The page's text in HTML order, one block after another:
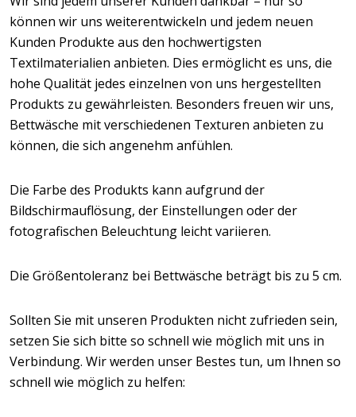
können wir uns weiterentwickeln und jedem neuen
Kunden Produkte aus den hochwertigsten
Textilmaterialien anbieten. Dies ermöglicht es uns, die
hohe Qualität jedes einzelnen von uns hergestellten
Produkts zu gewährleisten. Besonders freuen wir uns,
Bettwäsche mit verschiedenen Texturen anbieten zu
können, die sich angenehm anfühlen.
Die Farbe des Produkts kann aufgrund der
Bildschirmauflösung, der Einstellungen oder der
fotografischen Beleuchtung leicht variieren.
Die Größentoleranz bei Bettwäsche beträgt bis zu 5 cm.
Sollten Sie mit unseren Produkten nicht zufrieden sein,
setzen Sie sich bitte so schnell wie möglich mit uns in
Verbindung. Wir werden unser Bestes tun, um Ihnen so
schnell wie möglich zu helfen: